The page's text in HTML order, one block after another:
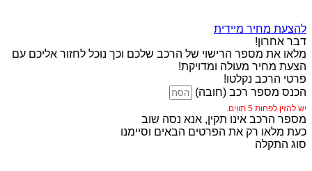
להצעת מחיר מיידית
דבר אחרון!
מלאו את מספר הרישוי של הרכב שלכם וכך נוכל לחזור אליכם עם
הצעת מחיר מעולה ומדויקת!
פרטי הרכב נקלטו!
הכנס מספר רכב (חובה)
יש להזין לפחות 5 תווים.
מספר הרכב אינו תקין, אנא נסה שוב
כעת מלאו רק את הפרטים הבאים וסיימנו
סוג התקלה